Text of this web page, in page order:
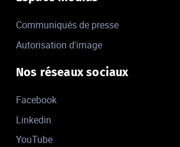
Communiqués de presse
Autorisation d'image
Nos réseaux sociaux
Facebook
Linkedin
YouTube